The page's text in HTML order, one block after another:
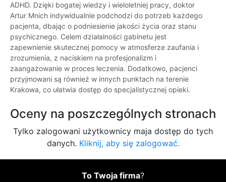
ADHD. Dzięki bogatej wiedzy i wieloletniej pracy, doktor
Artur Mnich indywidualnie podchodzi do potrzeb każdego
pacjenta, dbając o podniesienie jakości życia oraz stanu
psychicznego. Celem działalności gabinetu jest
zapewnienie skutecznej pomocy w atmosferze zaufania i
zrozumienia, z naciskiem na profesjonalizm i
zaangażowanie w proces leczenia. Dodatkowo, pacjenci
przyjmowani są również w innych punktach na terenie
Krakowa, co ułatwia dostęp do specjalistycznej opieki.
Oceny na poszczególnych stronach
Tylko zalogowani użytkownicy maja dostęp do tych
danych. Kliknij, aby się zalogować.
To Twoja firma?